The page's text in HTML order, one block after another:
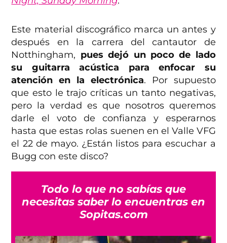
Este material discográfico marca un antes y
después en la carrera del cantautor de
Notthingham, pues dejó un poco de lado
su guitarra acústica para enfocar su
atención en la electrónica. Por supuesto
que esto le trajo críticas un tanto negativas,
pero la verdad es que nosotros queremos
darle el voto de confianza y esperarnos
hasta que estas rolas suenen en el Valle VFG
el 22 de mayo. ¿Están listos para escuchar a
Bugg con este disco?
Todo lo que no sabías que
necesitas saber lo encuentras en
Sopitas.com